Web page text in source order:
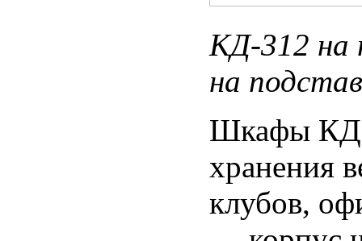
КД-312
на
Шкафы КД-
хранения
клубов,